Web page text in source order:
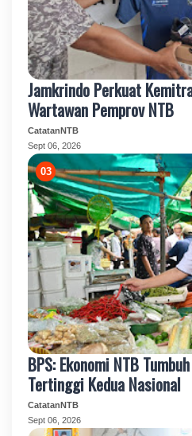
Jamkrindo Perkuat
Wartawan Pemprov NTB
CatatanNTB
Sept 06, 2026
BPS: Ekonomi NTB
Tertinggi Kedua Nasional
CatatanNTB
Sept 06, 2026